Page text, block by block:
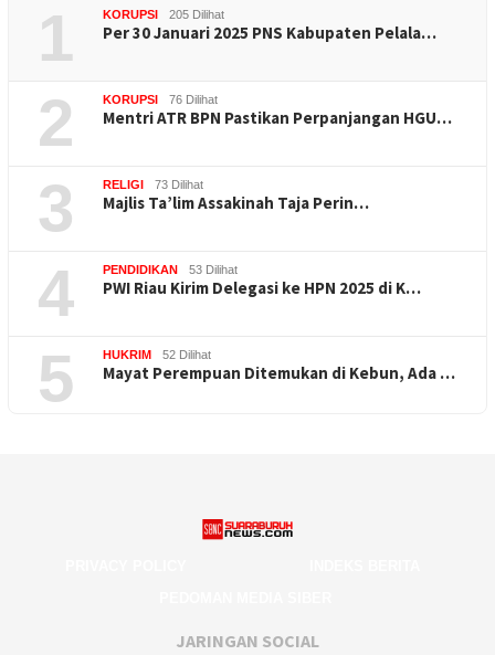
1 KORUPSI 205 Dilihat
Per 30 Januari 2025 PNS Kabupaten Pelala…
2 KORUPSI 76 Dilihat
Mentri ATR BPN Pastikan Perpanjangan HGU…
3 RELIGI 73 Dilihat
Majlis Ta’lim Assakinah Taja Perin…
4 PENDIDIKAN 53 Dilihat
PWI Riau Kirim Delegasi ke HPN 2025 di K…
5 HUKRIM 52 Dilihat
Mayat Perempuan Ditemukan di Kebun, Ada …
JARINGAN SOCIAL